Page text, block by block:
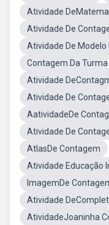
Atividade
Atividade De
Atividade De Modelo
Contagem Da
Atividade
Atividade De
AatividadeDe
Atividade De
AtlasDe Contagem
Atividade Educação
ImagemDe
Atividade
AtividadeJoaninha